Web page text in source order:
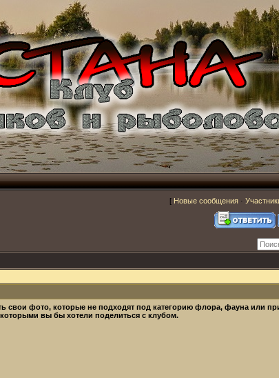
[ Новые сообщения ·
свои фото, которые не подходят под категорию флора, фауна или
вы бы хотели поделиться с клубом.